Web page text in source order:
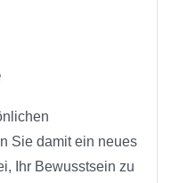
Sie damit ein neues
Ihr Bewusstsein zu